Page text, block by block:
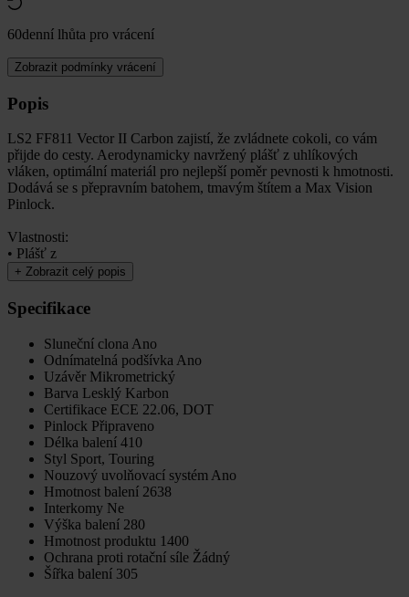
60denní lhůta pro vrácení
Zobrazit podmínky vrácení
Popis
LS2 FF811 Vector II Carbon zajistí, že zvládnete cokoli, co vám
přijde do cesty. Aerodynamicky navržený plášť z uhlíkových
vláken, optimální materiál pro nejlepší poměr pevnosti k hmotnosti.
Dodává se s přepravním batohem, tmavým štítem a Max Vision
Pinlock.
Vlastnosti:
• Plášť z
+ Zobrazit celý popis
Specifikace
Sluneční clona Ano
Odnímatelná podšívka Ano
Uzávěr Mikrometrický
Barva Lesklý Karbon
Certifikace ECE 22.06, DOT
Pinlock Připraveno
Délka balení 410
Styl Sport, Touring
Nouzový uvolňovací systém Ano
Hmotnost balení 2638
Interkomy Ne
Výška balení 280
Hmotnost produktu 1400
Ochrana proti rotační síle Žádný
Šířka balení 305